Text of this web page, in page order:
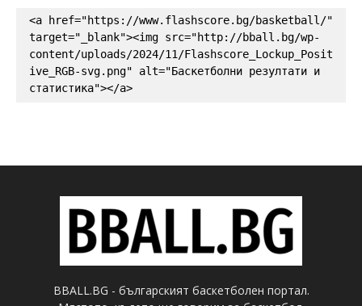
<a href="https://www.flashscore.bg/basketball/"
target="_blank"><img src="http://bball.bg/wp-
content/uploads/2024/11/Flashscore_Lockup_Posit
ive_RGB-svg.png" alt="Баскетболни резултати и
статистика"></a>
BBALL.BG - българският баскетболен портал.